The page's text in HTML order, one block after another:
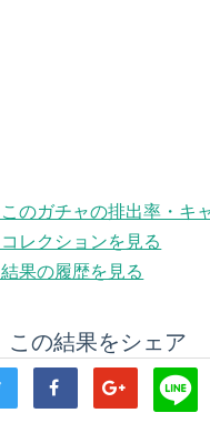
このガチャの排出率・キ
コレクションを見る
結果の履歴を見る
この結果をシェア